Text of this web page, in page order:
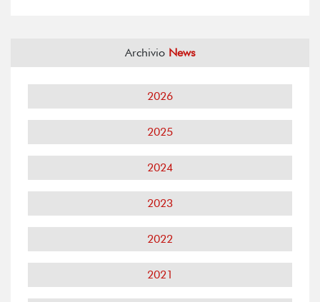
Archivio News
2026
2025
2024
2023
2022
2021